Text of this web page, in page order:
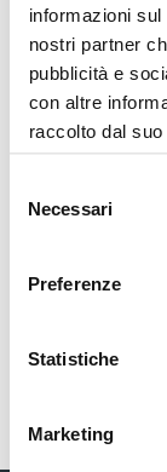
informazioni
nostri partner
pubblicità e
con altre
raccolto dal
delNecessari
Preferenze
Statistiche
Marketing
08.09.2015
ITALIAN
DAY –
Sezione
Italian
2015